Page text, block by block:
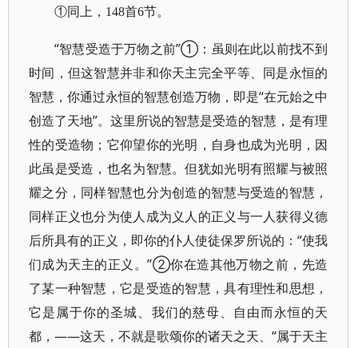
①同上，148首6节。
“智慧受造于万物之前”①：虽则在此以前找不到
时间，但这智慧并非和你天主完全平等、同是永恒的
智慧，你通过永恒的智慧创造万物，即是“在元始之中
创造了天地”。这里所说的智慧是受造的智慧，是有理
性的受造物；它仰望你的光明，自身也成为光明，因
此虽是受造，也名为智慧。但犹如光明有照耀与被照
耀之分，同样智慧也分为创造的智慧与受造的智慧，
同样正义也分为使人成为义人的正义与一人获得义德
后所具有的正义，即你的仆人使徒保罗所说的：“使我
们成为天主的正义。”②你在造其他万物之前，先造
了某一种智慧，它是受造的智慧，具有理性和思想，
它是属于你的圣城、我们的慈母、自由而永恒的天
都，——这天，不就是歌颂你的诸天之天、“属于天主